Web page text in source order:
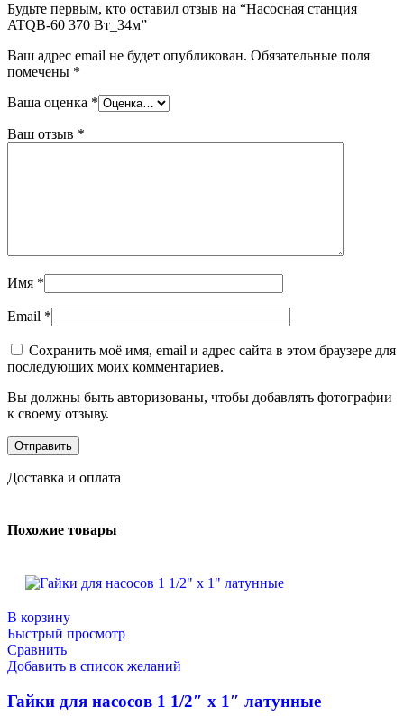
Будьте первым, кто оставил отзыв на “Насосная станция
ATQB-60 370 Вт_34м”
Ваш адрес email не будет опубликован. Обязательные поля
помечены *
Ваша оценка *
Ваш отзыв *
Имя *
Email *
Сохранить моё имя, email и адрес сайта в этом браузере для
последующих моих комментариев.
Вы должны быть авторизованы, чтобы добавлять фотографии
к своему отзыву.
Доставка и оплата
Похожие товары
В корзину
Быстрый просмотр
Сравнить
Добавить в список желаний
Гайки для насосов 1 1/2″ x 1″ латунные